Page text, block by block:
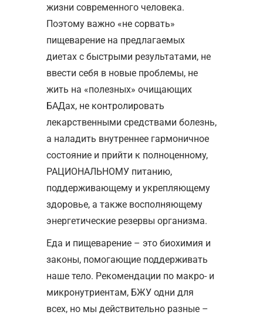
жизни современного человека.
Поэтому важно «не сорвать»
пищеварение на предлагаемых
диетах с быстрыми результатами, не
ввести себя в новые проблемы, не
жить на «полезных» очищающих
БАДах, не контролировать
лекарственными средствами болезнь,
а наладить внутреннее гармоничное
состояние и прийти к полноценному,
РАЦИОНАЛЬНОМУ питанию,
поддерживающему и укрепляющему
здоровье, а также восполняющему
энергетические резервы организма.
Еда и пищеварение – это биохимия и
законы, помогающие поддерживать
наше тело. Рекомендации по макро- и
микронутриентам, БЖУ одни для
всех, но мы действительно разные –